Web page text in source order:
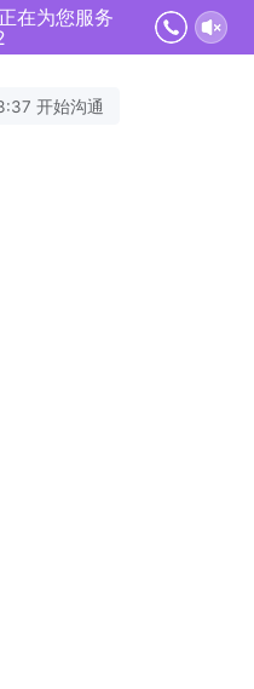
在为您服务
开始沟通